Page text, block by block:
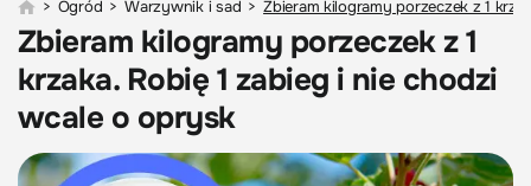
> Ogród > Warzywnik i sad > Zbieram kilogramy porzeczek z 1
Zbieram kilogramy porzeczek z 1
krzaka. Robię 1 zabieg i nie chodzi
wcale o oprysk